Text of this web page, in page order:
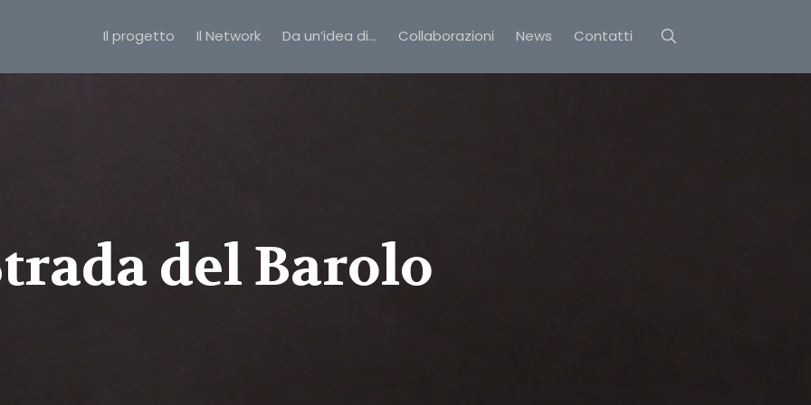
Il progetto Il Network Da un’idea di… Collaborazioni News Contatti
del Barolo